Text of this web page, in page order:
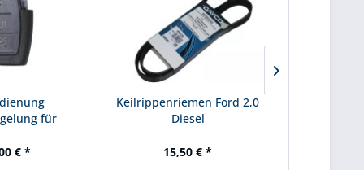
für
€ *
Keilrippenriemen Ford 2,0
Diesel
15,50 € *